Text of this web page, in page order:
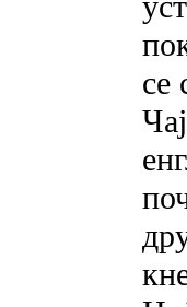
се